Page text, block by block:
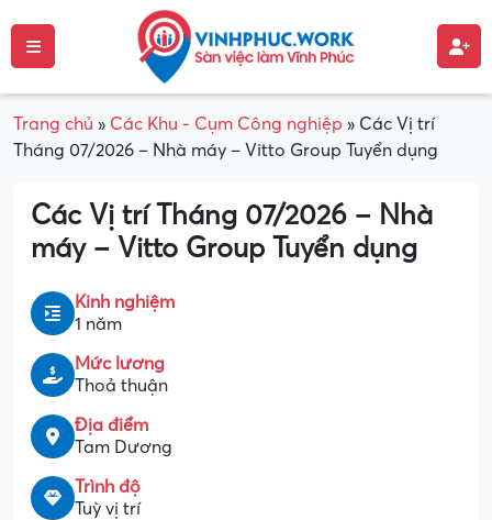
Trang chủ » Các Khu - Cụm Công nghiệp » Các Vị trí
Tháng 07/2026 – Nhà máy – Vitto Group Tuyển dụng
Các Vị trí Tháng 07/2026 – Nhà
máy – Vitto Group Tuyển dụng
Kinh nghiệm
1 năm
Mức lương
Thoả thuận
Địa điểm
Tam Dương
Trình độ
Tuỳ vị trí